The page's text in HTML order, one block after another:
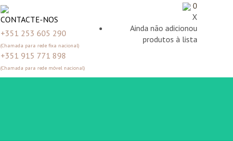
CONTACTE-NOS
+351 253 605 290
(Chamada para rede fixa nacional)
+351 915 771 898
(Chamada para rede móvel nacional)
0
X
Ainda não adicionou
produtos à lista